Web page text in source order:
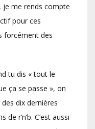
je me rends compte
pour ces
forcément des
tu dis « tout le
ça se passe », on
dix dernières
r’n’b. C’est aussi